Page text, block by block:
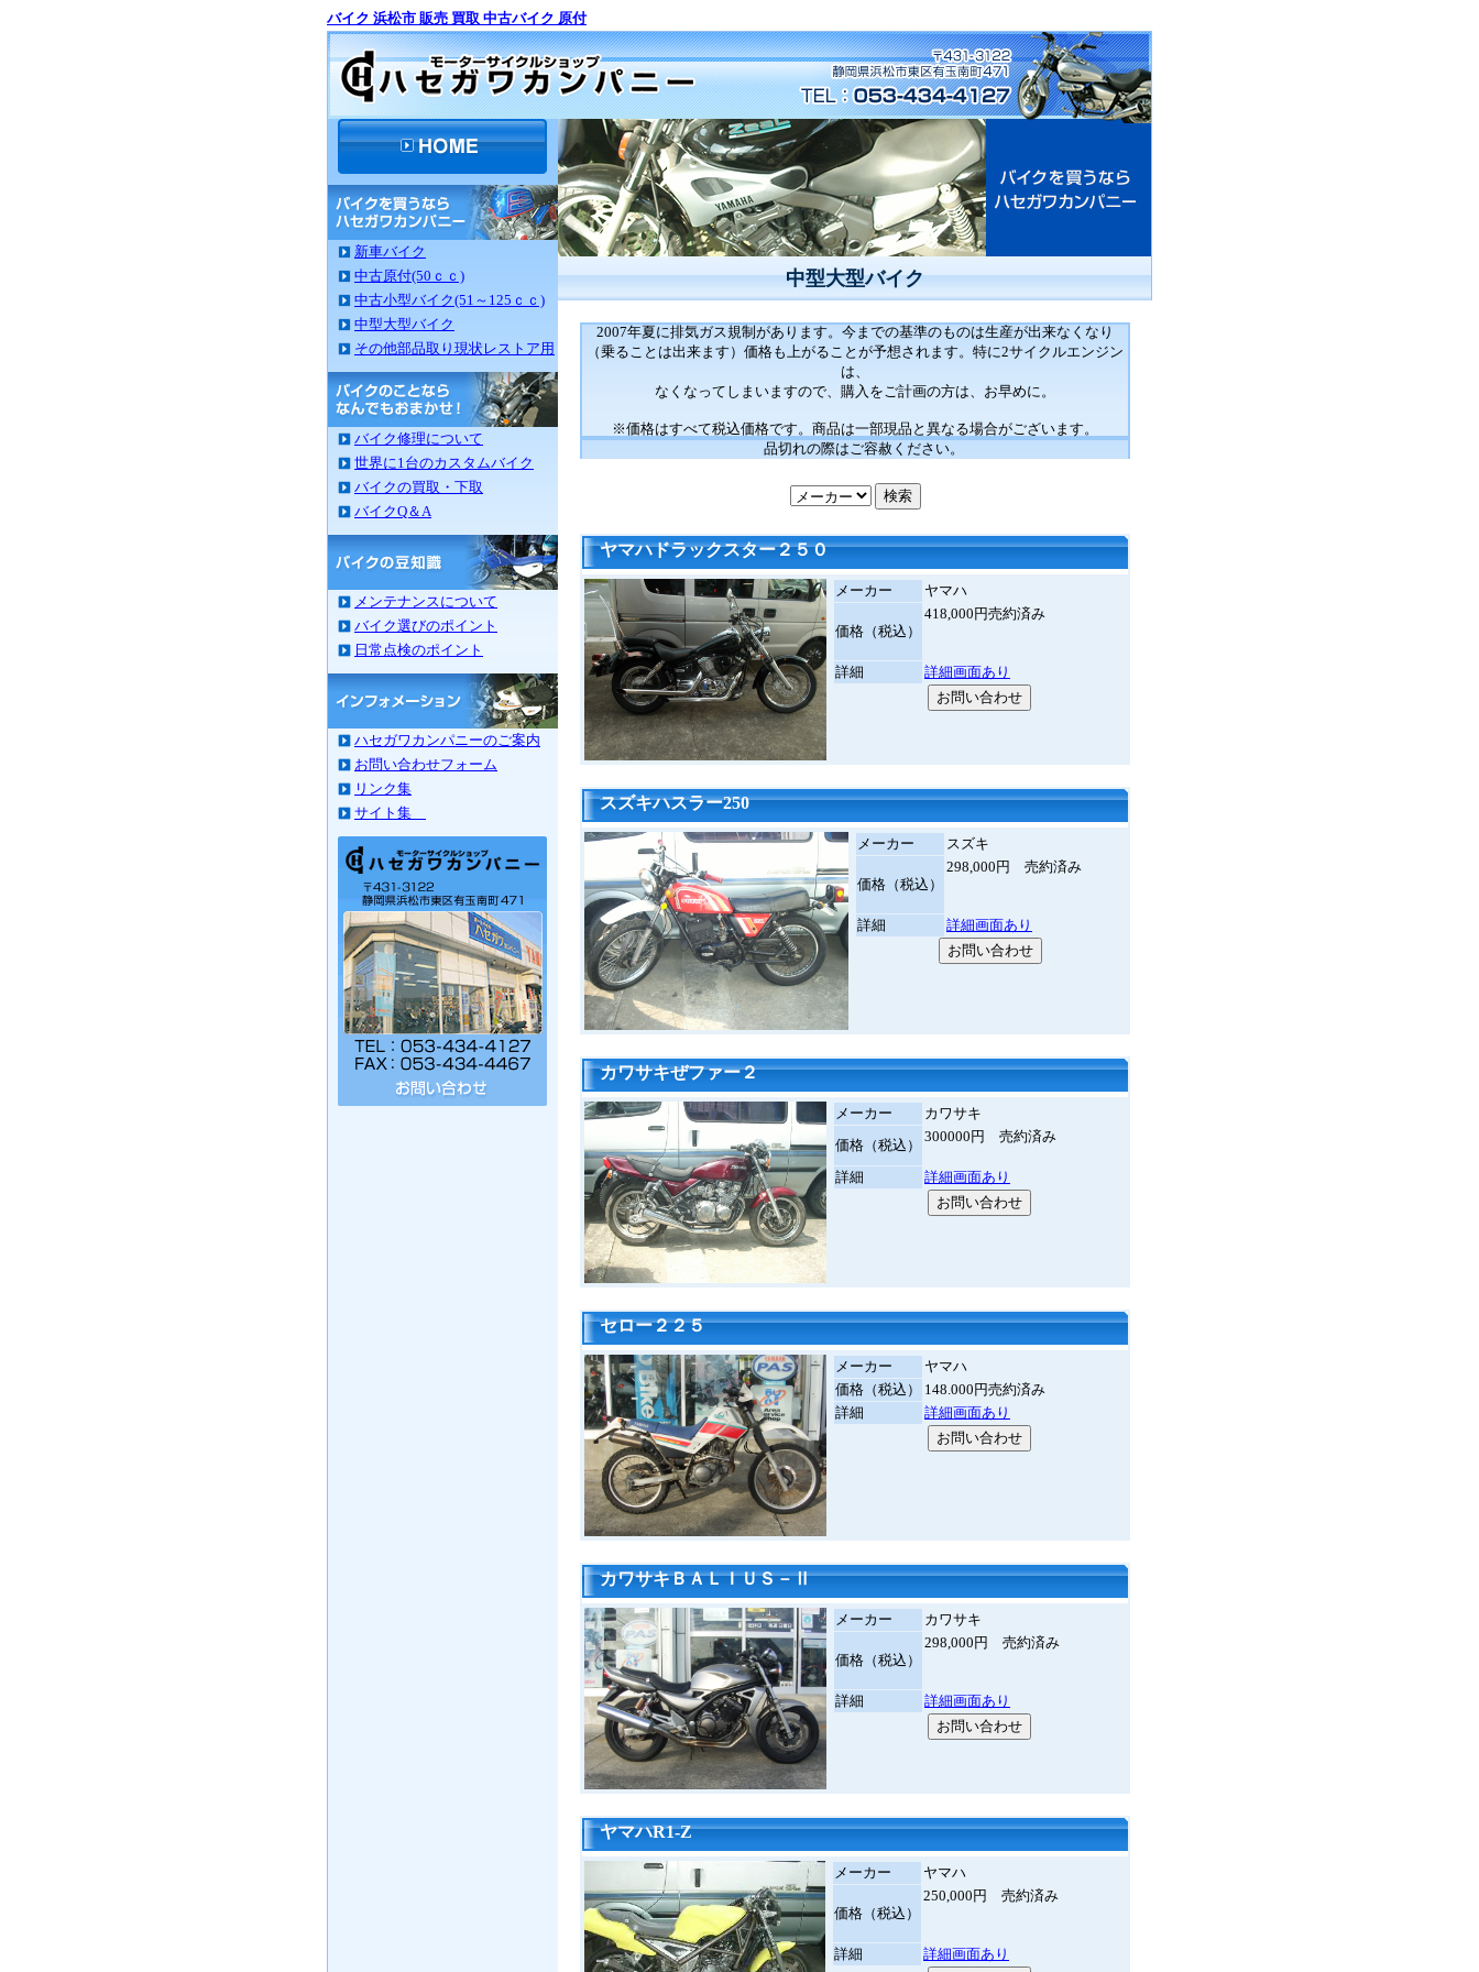
バイク 浜松市 販売 買取 中古バイク 原付
新車バイク
中古原付(50ｃｃ)
中古小型バイク(51～125ｃｃ)
中型大型バイク
その他部品取り現状レストア用
バイク修理について
世界に1台のカスタムバイク
バイクの買取・下取
バイクQ＆A
メンテナンスについて
バイク選びのポイント
日常点検のポイント
ハセガワカンパニーのご案内
お問い合わせフォーム
リンク集
サイト集
中型大型バイク
2007年夏に排気ガス規制があります。今までの基準のものは生産が出来なくなり
（乗ることは出来ます）価格も上がることが予想されます。特に2サイクルエンジン
は、
なくなってしまいますので、購入をご計画の方は、お早めに。
※価格はすべて税込価格です。商品は一部現品と異なる場合がございます。
品切れの際はご容赦ください。
ヤマハドラックスター２５０
メーカー ヤマハ
価格（税込）
418,000円売約済み
詳細 詳細画面あり
スズキハスラー250
メーカー スズキ
価格（税込）
298,000円 売約済み
詳細 詳細画面あり
カワサキぜファー２
メーカー
カワサキ
価格（税込）
300000円 売約済み
詳細 詳細画面あり
セロー２２５
メーカー
ヤマハ
価格（税込）
148.000円売約済み
詳細
詳細画面あり
カワサキＢＡＬＩＵＳ－Ⅱ
メーカー カワサキ
価格（税込）
298,000円 売約済み
詳細 詳細画面あり
ヤマハR1-Z
メーカー ヤマハ
価格（税込）
250,000円 売約済み
詳細 詳細画面あり